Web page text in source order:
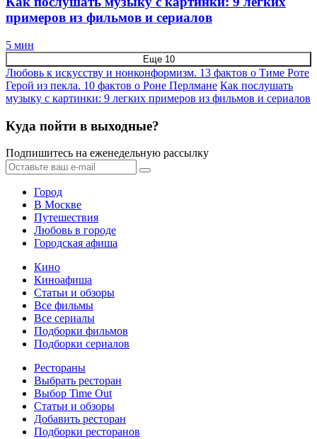
примеров из фильмов и сериалов
5 мин
Еще 10
Любовь к искусству и нонконформизм. 13 фактов о Тиме Роте
Герой из пекла. 10 фактов о Роне Перлмане Как послушать
музыку с картинки: 9 легких примеров из фильмов и сериалов
Куда пойти в выходные?
Подпишитесь на еженедельную рассылку
Город
В Москве
Путешествия
Любовь в городе
Городская афиша
Кино
Киноафиша
Статьи и обзоры
Все фильмы
Все сериалы
Подборки фильмов
Подборки сериалов
Рестораны
Выбрать ресторан
Выбор Time Out
Статьи и обзоры
Добавить ресторан
Подборки ресторанов